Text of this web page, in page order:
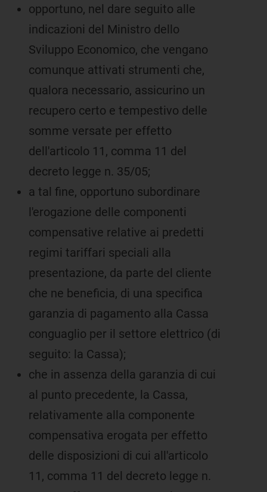
opportuno, nel dare seguito alle
indicazioni del Ministro dello
Sviluppo Economico, che vengano
comunque attivati strumenti che,
qualora necessario, assicurino un
recupero certo e tempestivo delle
somme versate per effetto
dell'articolo 11, comma 11 del
decreto legge n. 35/05;
a tal fine, opportuno subordinare
l'erogazione delle componenti
compensative relative ai predetti
regimi tariffari speciali alla
presentazione, da parte del cliente
che ne beneficia, di una specifica
garanzia di pagamento alla Cassa
conguaglio per il settore elettrico (di
seguito: la Cassa);
che in assenza della garanzia di cui
al punto precedente, la Cassa,
relativamente alla componente
compensativa erogata per effetto
delle disposizioni di cui all'articolo
11, comma 11 del decreto legge n.